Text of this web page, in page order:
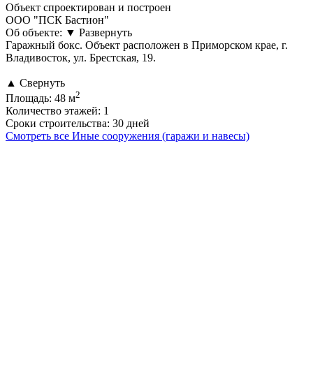
Объект спроектирован и построен
ООО "ПСК Бастион"
Об объекте: ▼ Развернуть
Гаражный бокс. Объект расположен в Приморском крае, г.
Владивосток, ул. Брестская, 19.
▲ Свернуть
Площадь: 48 м2
Количество этажей: 1
Сроки строительства: 30 дней
Смотреть все Иные сооружения (гаражи и навесы)